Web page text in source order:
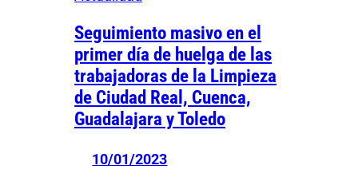
Seguimiento masivo en el
primer día de huelga de las
trabajadoras de la Limpieza
de Ciudad Real, Cuenca,
Guadalajara y Toledo
10/01/2023